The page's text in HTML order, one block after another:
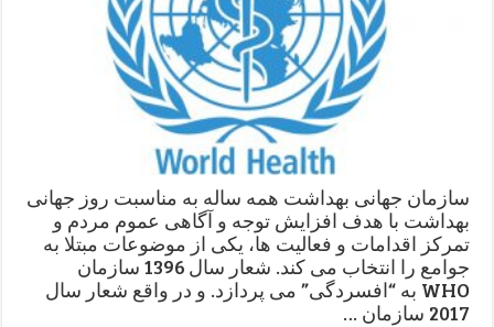
سازمان جهانی بهداشت همه ساله به مناسبت روز جهانی
بهداشت با هدف افزایش توجه و آگاهی عموم مردم و
تمرکز اقدامات و فعالیت ها، یکی از موضوعات مبتلا به
جوامع را انتخاب می کند. شعار سال 1396 سازمان
WHO به “افسردگی” می پردازد. و در واقع شعار سال
2017 سازمان …